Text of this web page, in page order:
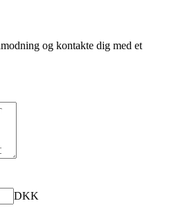
og kontakte dig med et
DKK